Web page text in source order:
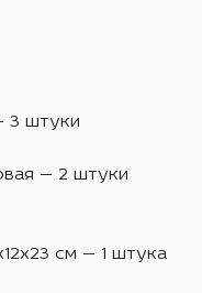
3 штуки
— 2 штуки
см — 1 штука